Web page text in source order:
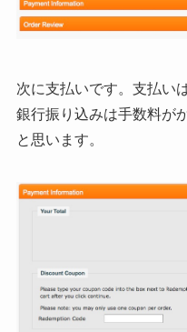
次に支払いです。支払い
銀行振り込みは手数料が
と思います。